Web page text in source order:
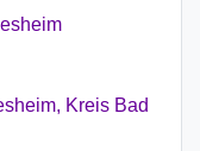
Kreis Bad